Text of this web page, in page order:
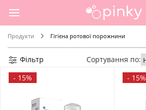
Продукти Гігієна ротової порожнини
Фільтр
Сортування по:
- 15% - 15%